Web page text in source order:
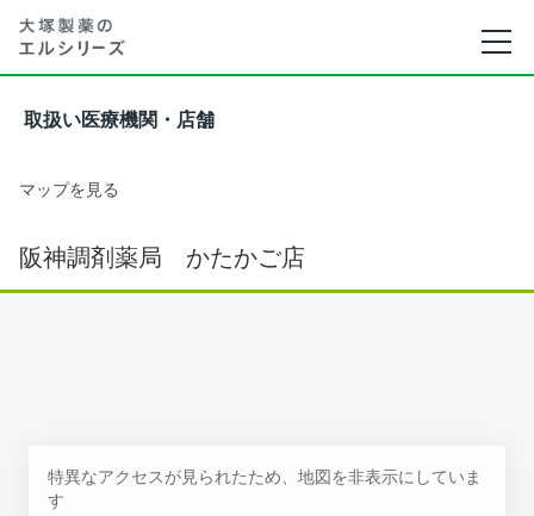
取扱い医療機関・店舗
マップを見る
阪神調剤薬局 かたかご店
特異なアクセスが見られたため、地図を非表示にしていま
す